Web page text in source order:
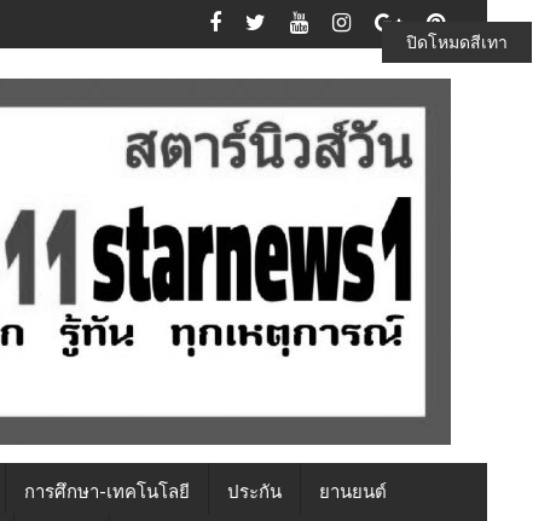
การศึกษา-เทคโนโลยี ประกัน ยานยนต์
ปิดโหมดสีเทา